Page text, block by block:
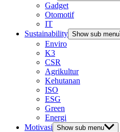
Gadget
Otomotif
IT
Sustainability Show sub menu
Enviro
K3
CSR
Agrikultur
Kehutanan
ISO
ESG
Green
Energi
Motivasi Show sub menu